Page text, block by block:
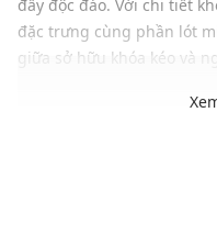
đầy độc đáo. Với chi tiết
đặc trưng cùng phần lót
giữa sở hữu khóa kéo và
được phong cách thời